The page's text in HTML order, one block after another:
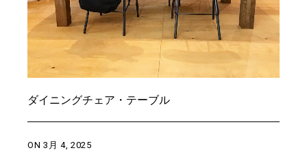
ダイニングチェア・テーブル
ON3月 4, 2025